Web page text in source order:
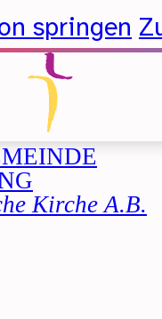
springen
Kirche A.B.